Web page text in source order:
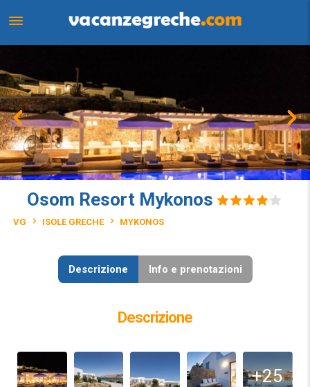
Osom Resort Mykonos
VG ISOLE GRECHE MYKONOS
Descrizione Info e prenotazioni
Descrizione
+25